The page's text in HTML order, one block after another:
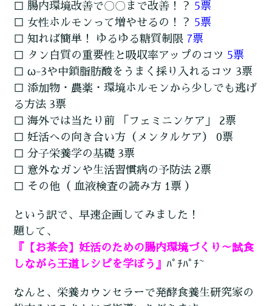
□ 腸内環境改善で〇〇まで改善！？ 5票
□ 女性ホルモンって増やせるの！？ 5票
□ 知れば簡単！ ゆるゆる糖質制限 7票
□ タン白質の重要性と吸収率アップのコツ 5票
□ ω-3や中鎖脂肪酸をうまく採り入れるコツ 3票
□ 添加物・農薬・環境ホルモンから少しでも逃げ
る方法 3票
□ 海外では当たり前 「フェミニンケア」 2票
□ 妊活への向き合い方（メンタルケア） 0票
□ 分子栄養学の基礎 3票
□ 意外なガンや生活習慣病の予防法 2票
□ その他（ 血液検査の読み方 1票 ）
という訳で、早速企画してみました！
題して、
『【お茶会】妊活のための腸内環境づくり～試食
しながら王道レシピを学ぼう』ﾊﾟﾁﾊﾟﾁ~
なんと、栄養カウンセラーで発酵食養生研究家の